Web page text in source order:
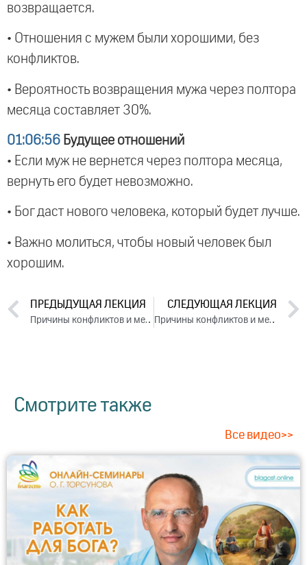
возвращается.
• Отношения с мужем были хорошими, без
конфликтов.
• Вероятность возвращения мужа через полтора
месяца составляет 30%.
01:06:56 Будущее отношений
• Если муж не вернется через полтора месяца,
вернуть его будет невозможно.
• Бог даст нового человека, который будет лучше.
• Важно молиться, чтобы новый человек был
хорошим.
ПРЕДЫДУЩАЯ ЛЕКЦИЯ
Причины конфликтов и методы их устранения. День 2. Часть 2 (2025)
СЛЕДУЮЩАЯ ЛЕКЦИЯ
Причины конфликтов и методы их устранения. День 3. Часть 2 (2025)
Смотрите также
Все видео>>